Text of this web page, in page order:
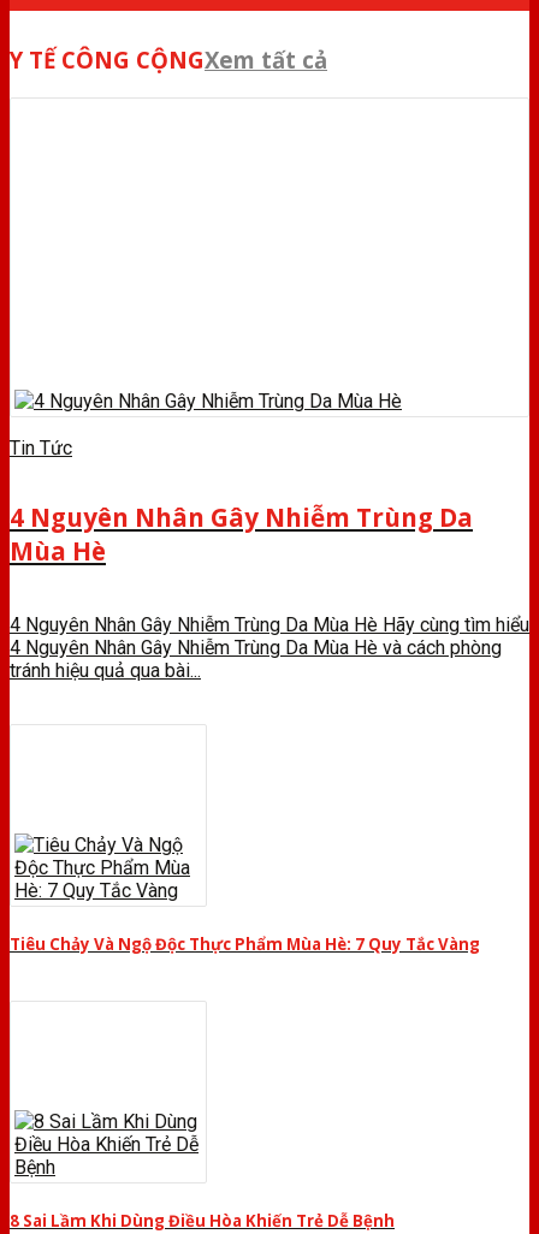
Y TẾ CÔNG CỘNGXem tất cả
Tin Tức
4 Nguyên Nhân Gây Nhiễm Trùng Da
Mùa Hè
4 Nguyên Nhân Gây Nhiễm Trùng Da Mùa Hè Hãy cùng tìm hiểu
4 Nguyên Nhân Gây Nhiễm Trùng Da Mùa Hè và cách phòng
tránh hiệu quả qua bài...
Tiêu Chảy Và Ngộ Độc Thực Phẩm Mùa Hè: 7 Quy Tắc Vàng
8 Sai Lầm Khi Dùng Điều Hòa Khiến Trẻ Dễ Bệnh